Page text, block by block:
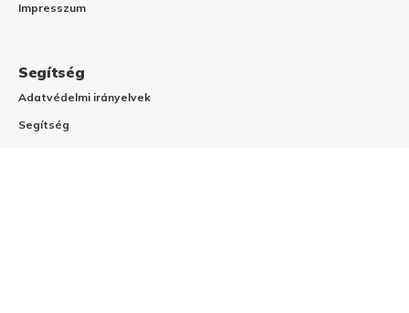
Impresszum
Segítség
Adatvédelmi irányelvek
Segítség